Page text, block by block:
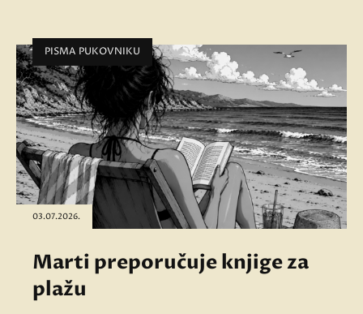
PISMA PUKOVNIKU
03.07.2026.
Marti preporučuje knjige za
plažu